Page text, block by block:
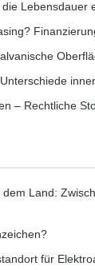
Lebensdauer
– Rechtliche
Land:
für